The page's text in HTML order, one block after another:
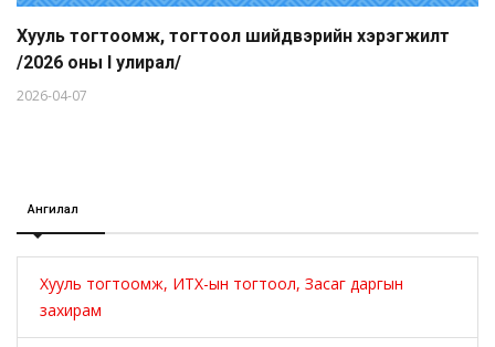
Хууль тогтоомж, тогтоол шийдвэрийн хэрэгжилт
/2026 оны I улирал/
2026-04-07
Ангилал
Хууль тогтоомж, ИТХ-ын тогтоол, Засаг даргын
захирам